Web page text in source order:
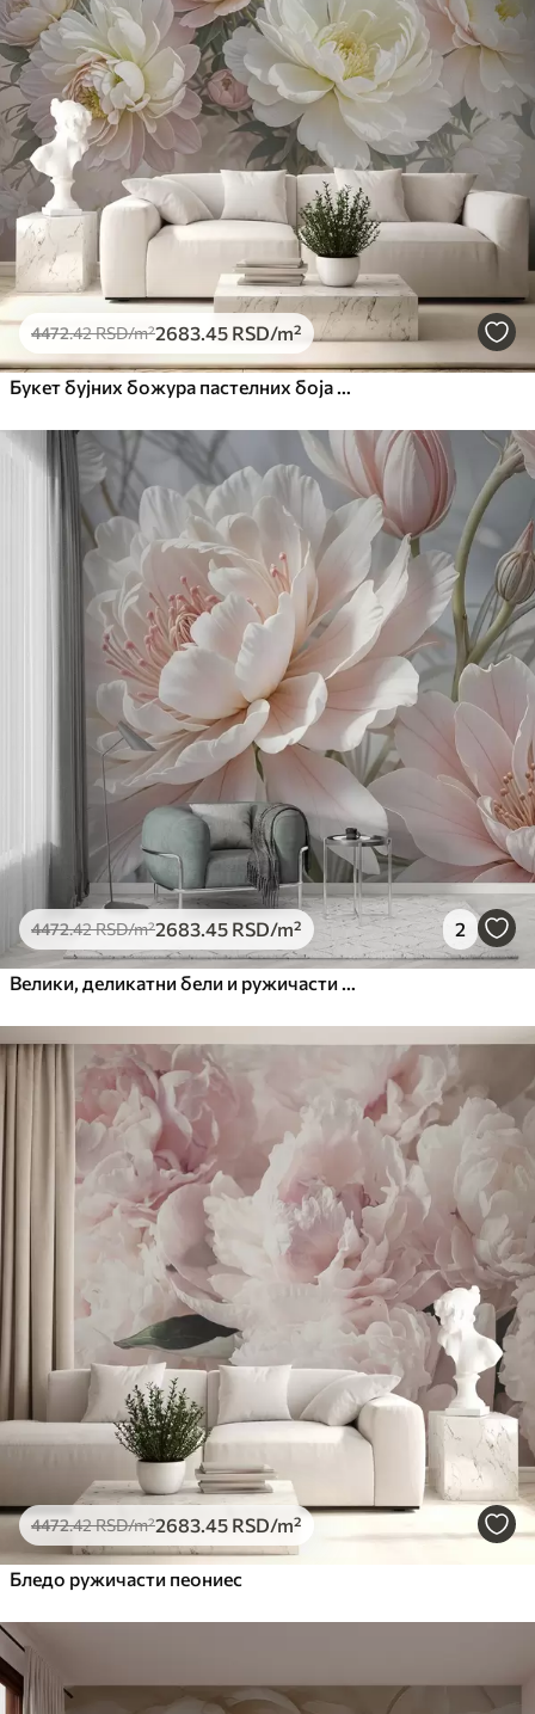
Премиум
5525.00 3315.00RSD/m²
Премиум
6333.333800.00 RSD/m²
Peel and Stick
.674900.00RSD/m²
4472.42RSD/m²2683 .45 RSD/m²
4472.42RSD/m²2683 .45 RSD/m² 2
4472.42RSD/m²2683 .45 RSD/m²
Бледо ружичасти пеониес